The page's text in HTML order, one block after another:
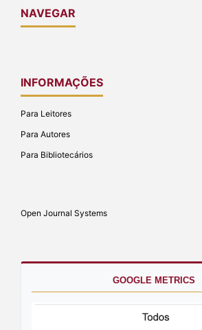
NAVEGAR
INFORMAÇÕES
Para Leitores
Para Autores
Para Bibliotecários
Open Journal Systems
GOOGLE METRICS